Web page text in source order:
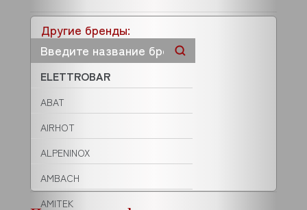
Другие бренды:
ELETTROBAR
ABAT
AIRHOT
ALPENINOX
AMBACH
AMITEK